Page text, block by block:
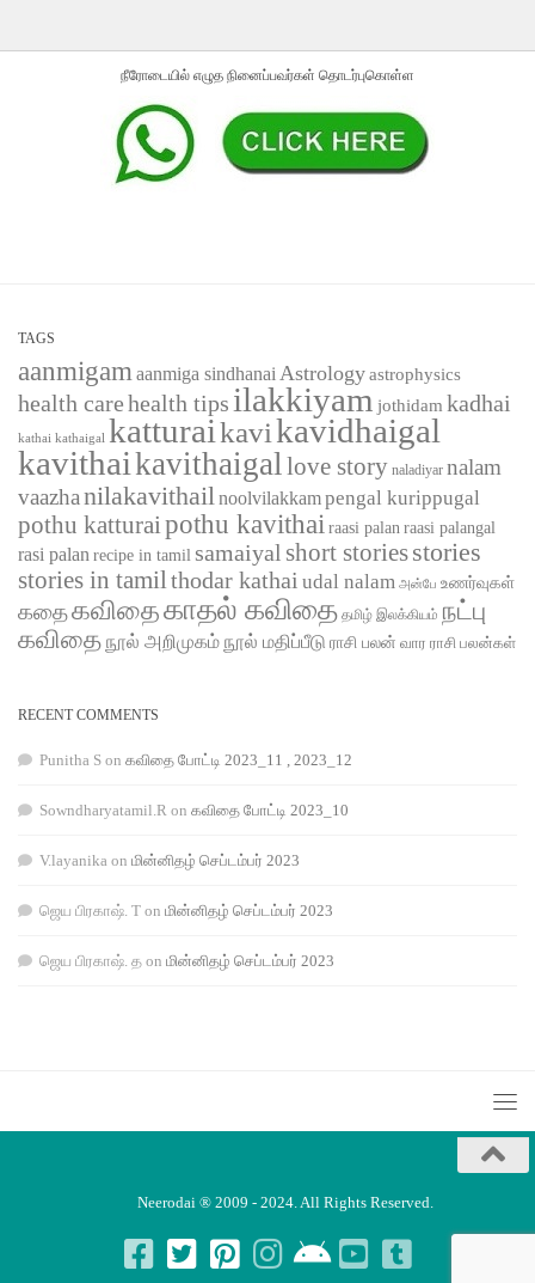
நீரோடையில் எழுத நினைப்பவர்கள் தொடர்புகொள்ள
TAGS
aanmigam aanmiga sindhanai Astrologyastrophysics
health carehealth tips ilakkiyam jothidam kadhai
kathai kathaigal katturaikavikavidhaigal
kavithaikavithaigal love story naladiyar nalam
vaazhanilakavithail noolvilakkampengal kurippugal
pothu katturaipothu kavithai raasi palan raasi palangal
rasi palan recipe in tamil samaiyal short storiesstories
stories in tamilthodar kathai udal nalam அன்பே உணர்வுகள்
கதைகவிதைகாதல் கவிதை தமிழ் இலக்கியம் நட்பு
கவிதை நூல் அறிமுகம் நூல் மதிப்பீடு ராசி பலன் வார ராசி பலன்கள்
RECENT COMMENTS
Punitha S on கவிதை போட்டி 2023_11 , 2023_12
Sowndharyatamil.R on கவிதை போட்டி 2023_10
V.layanika on மின்னிதழ் செப்டம்பர் 2023
ஜெய பிரகாஷ். T on மின்னிதழ் செப்டம்பர் 2023
ஜெய பிரகாஷ். த on மின்னிதழ் செப்டம்பர் 2023
Neerodai ® 2009 - 2024. All Rights Reserved.